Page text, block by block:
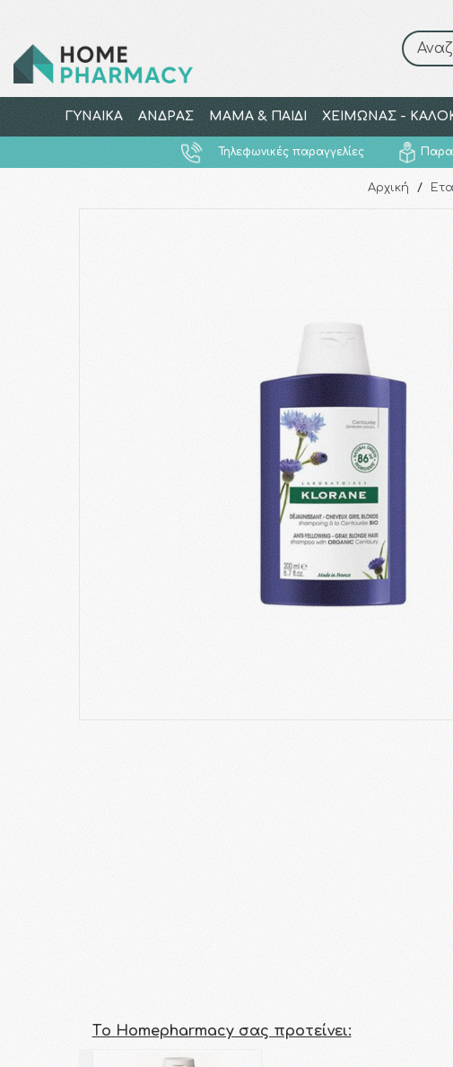
ΓΥΝΑΙΚΑ ΑΝΔΡΑΣ ΜΑΜΑ & ΠΑΙΔΙ ΧΕΙΜΩΝΑΣ -
Τηλεφωνικές παραγγελίες
Αρχική /
Τo Homepharmacy σας προτείνει: